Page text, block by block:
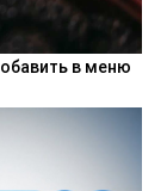
в меню